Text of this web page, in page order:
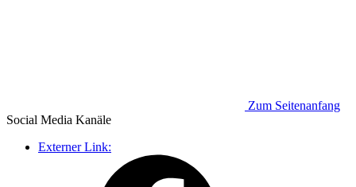
Zum Seitenanfang
Social Media Kanäle
Externer Link: